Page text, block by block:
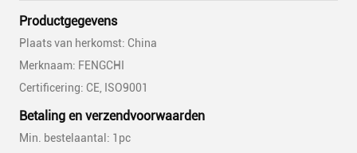
Productgegevens
Plaats van herkomst: China
Merknaam: FENGCHI
Certificering: CE, ISO9001
Betaling en verzendvoorwaarden
Min. bestelaantal: 1pc